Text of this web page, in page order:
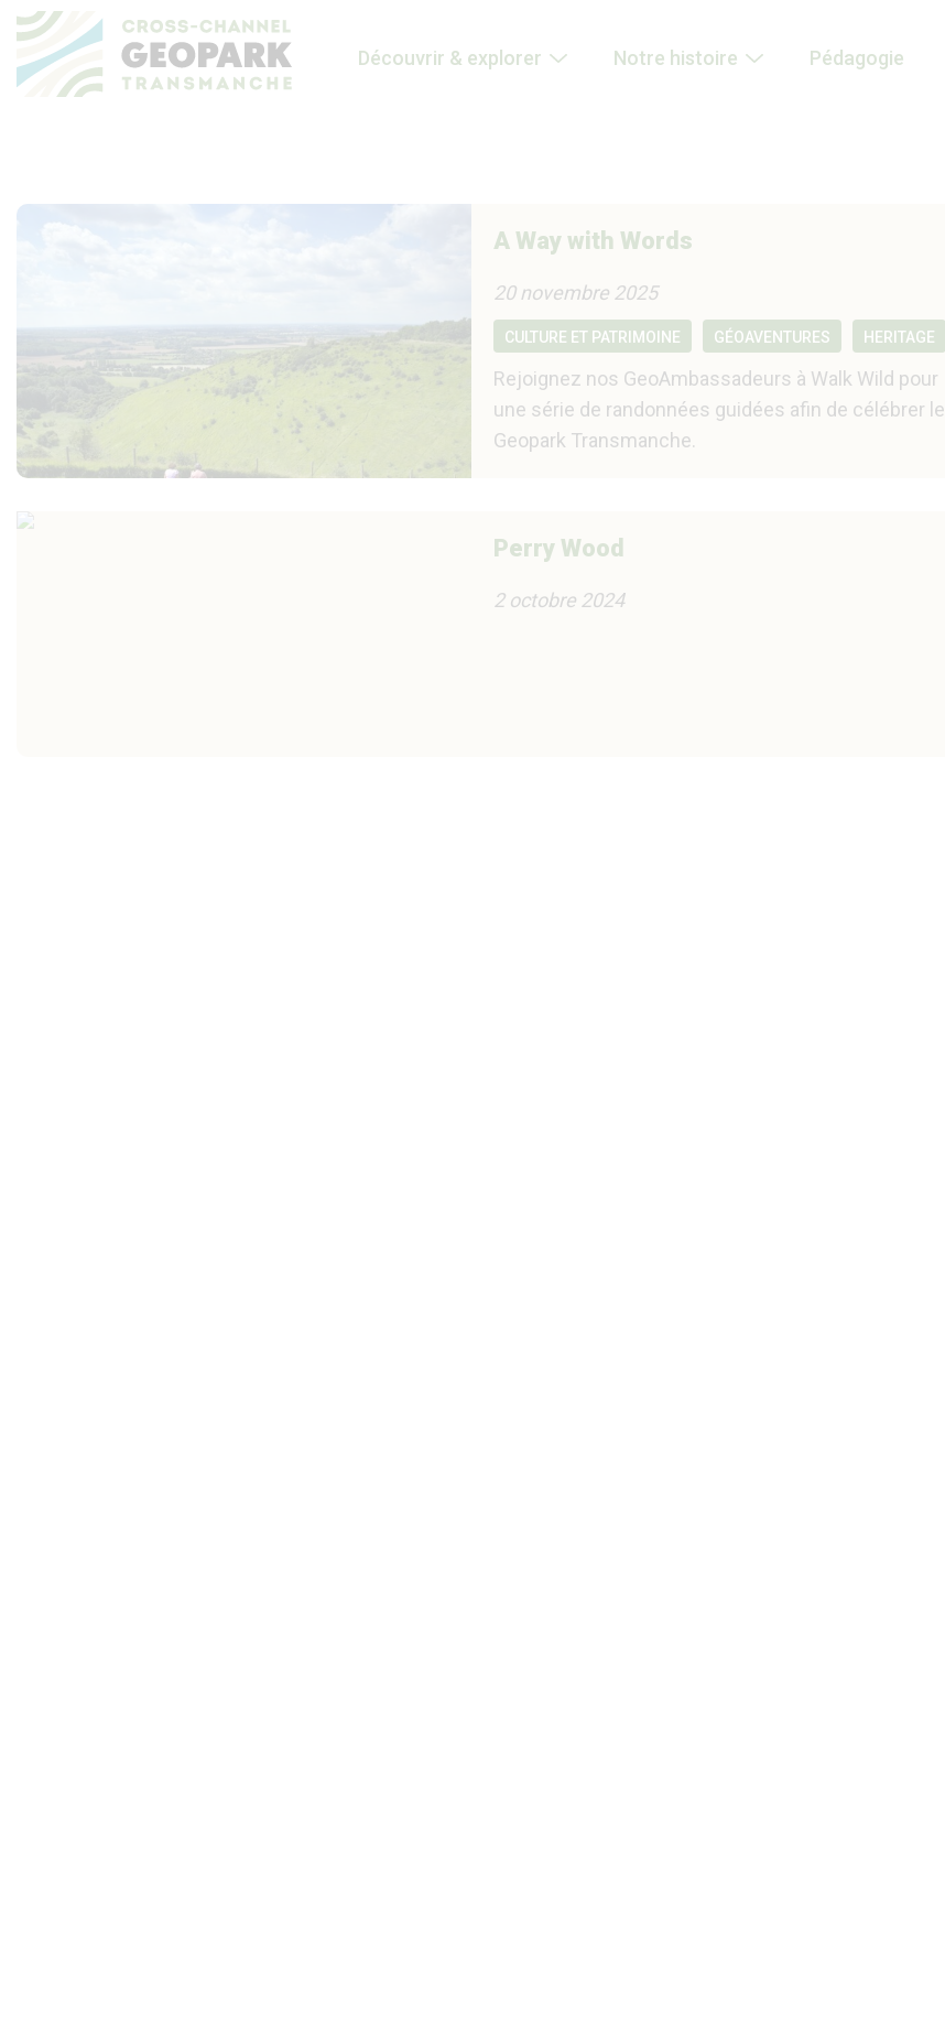
Découvrir & explorer Notre histoire Pédagogie
A Way with Words
20 novembre 2025
CULTURE ET PATRIMOINE GÉOAVENTURES HERITAGE
Rejoignez nos GeoAmbassadeurs à Walk Wild pour
une série de randonnées guidées afin de célébrer le
Geopark Transmanche.
Perry Wood
2 octobre 2024